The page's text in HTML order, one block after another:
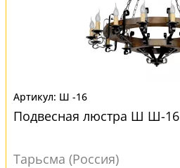
Ш -16
Подвесная люстра Ш Ш-16
Тарьсма (Россия)